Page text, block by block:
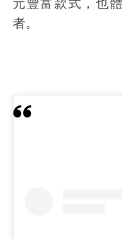
元豐富款式，也
者。